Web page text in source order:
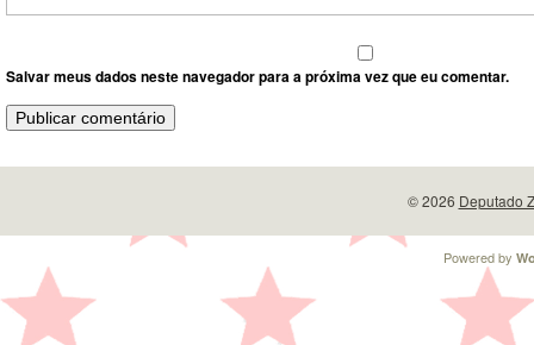
Salvar meus dados neste navegador para a próxima vez que eu comentar.
© 2026 Deputado
Powered by